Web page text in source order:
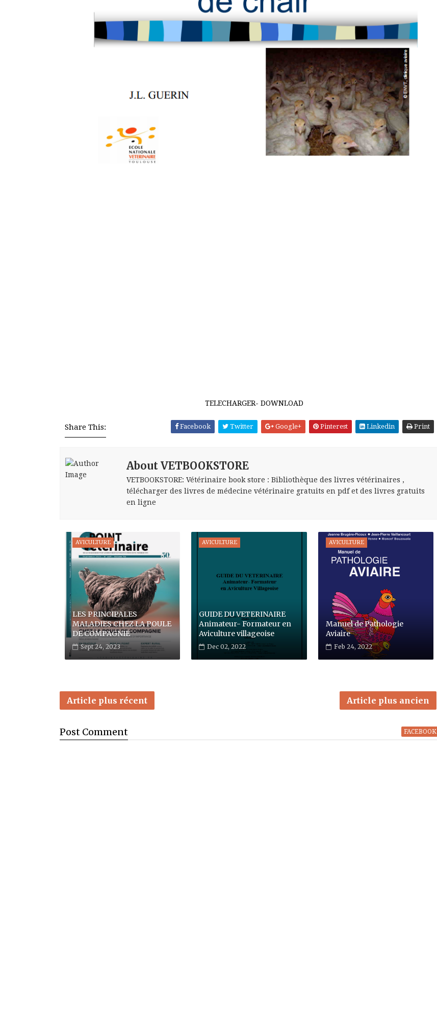
TELECHARGER- DOWNLOAD
Share This: Facebook Twitter Google+ Pinterest Linkedin Print
About VETBOOKSTORE
VETBOOKSTORE: Vétérinaire book store : Bibliothèque des livres vétérinaires ,
télécharger des livres de médecine vétérinaire gratuits en pdf et des livres gratuits
en ligne
AVICULTURE
LES PRINCIPALES
MALADIES CHEZ LA POULE
DE COMPAGNIE
Sept 24, 2023
AVICULTURE
GUIDE DU VETERINAIRE
Animateur- Formateur en
Aviculture villageoise
Dec 02, 2022
AVICULTURE
Manuel de Pathologie
Aviaire
Feb 24, 2022
Article plus récent Article plus ancien
Post Comment FACEBOOK